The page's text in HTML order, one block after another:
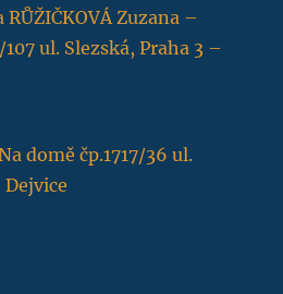
Zuzana –
ul. Slezská, Praha 3 –
domě čp.1717/36 ul.